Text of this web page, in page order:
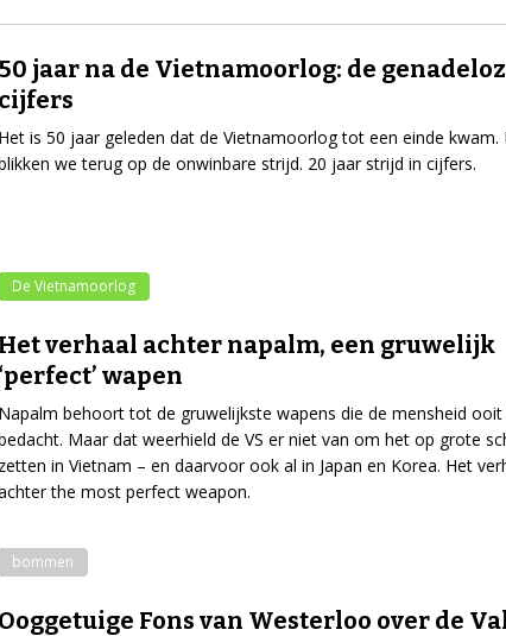
50 jaar na de Vietnamoorlog: de
cijfers
Het is 50 jaar geleden dat de Vietnamoorlog tot een einde kwam.
we terug op de onwinbare strijd. 20 jaar strijd in cijfers.
De Vietnamoorlog
Het verhaal achter napalm, een gruwelijk
‘perfect’ wapen
Napalm behoort tot de gruwelijkste wapens die de mensheid
Maar dat weerhield de VS er niet van om het op grote
zetten in Vietnam – en daarvoor ook al in Japan en Korea. Het
the most perfect weapon.
bommen
Ooggetuige Fons van Westerloo over de